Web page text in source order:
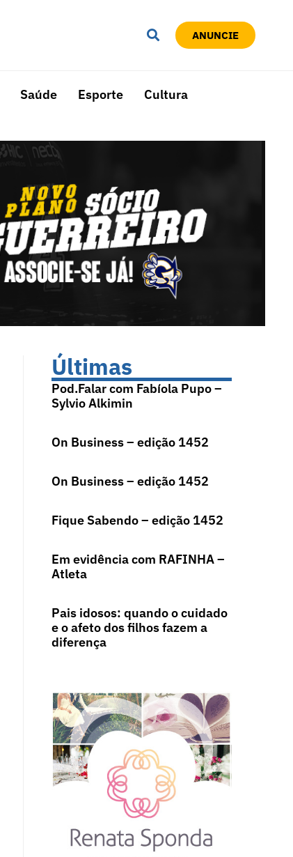
ANUNCIE
Saúde Esporte Cultura
Últimas
Pod.Falar com Fabíola Pupo –
Sylvio Alkimin
On Business – edição 1452
On Business – edição 1452
Fique Sabendo – edição 1452
Em evidência com RAFINHA –
Atleta
Pais idosos: quando o cuidado
e o afeto dos filhos fazem a
diferença